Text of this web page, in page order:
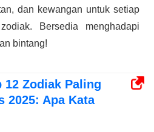
dan kewangan untuk setiap
Bersedia menghadapi
bintang!
12 Zodiak Paling
2025: Apa Kata